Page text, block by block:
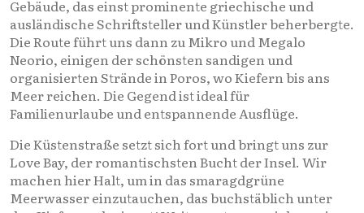
Gebäude, das einst prominente griechische und
ausländische Schriftsteller und Künstler beherbergte.
Die Route führt uns dann zu Mikro und Megalo
Neorio, einigen der schönsten sandigen und
organisierten Strände in Poros, wo Kiefern bis ans
Meer reichen. Die Gegend ist ideal für
Familienurlaube und entspannende Ausflüge.
Die Küstenstraße setzt sich fort und bringt uns zur
Love Bay, der romantischsten Bucht der Insel. Wir
machen hier Halt, um in das smaragdgrüne
Meerwasser einzutauchen, das buchstäblich unter